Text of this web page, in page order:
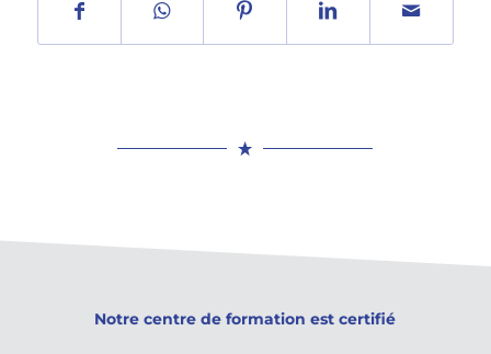
Notre centre de formation est certifié